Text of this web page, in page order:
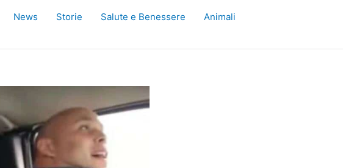
News Storie Salute e Benessere
Animali